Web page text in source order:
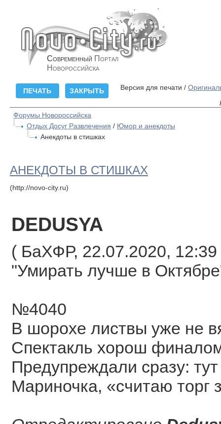
Современный Портал
Новороссийска
Версия для печати /
Форумы Новороссийска
Отдых Досуг Развлечения / Юмор и анекдоты
Анекдоты в стишках
АНЕКДОТЫ В СТИШКАХ
(http://novo-city.ru)
DEDUSYA
( БаХФР, 22.07.2020, 12:39
"Умирать лучше в
№4040
В шорохе листвы уже не
Спектакль хорош
Предупреждали сразу:
Мариночка, «считаю торг